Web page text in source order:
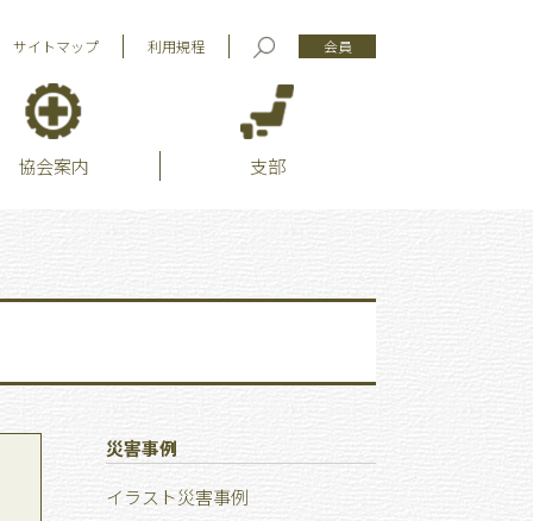
サイトマップ 利用規程 会員
協会案内 支部
災害事例
イラスト災害事例